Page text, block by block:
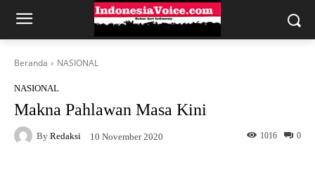
Beranda NASIONAL
NASIONAL
Makna Pahlawan Masa Kini
By Redaksi 10 November 2020 0
1016